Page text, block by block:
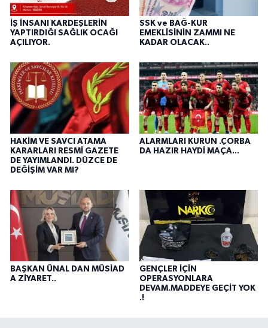
İŞ İNSANI KARDEŞLERİN
YAPTIRDIĞI SAĞLIK OCAĞI
AÇILIYOR.
SSK ve BAĞ-KUR
EMEKLİSİNİN ZAMMI NE
KADAR OLACAK..
HAKİM VE SAVCI ATAMA
KARARLARI RESMİ GAZETE
DE YAYIMLANDI. DÜZCE DE
DEĞİŞİM VAR MI?
ALARMLARI KURUN .ÇORBA
DA HAZIR HAYDİ MAÇA...
BAŞKAN ÜNAL DAN MÜSİAD
A ZİYARET..
GENÇLER İÇİN
OPERASYONLARA
DEVAM.MADDEYE GEÇİT YOK
.!